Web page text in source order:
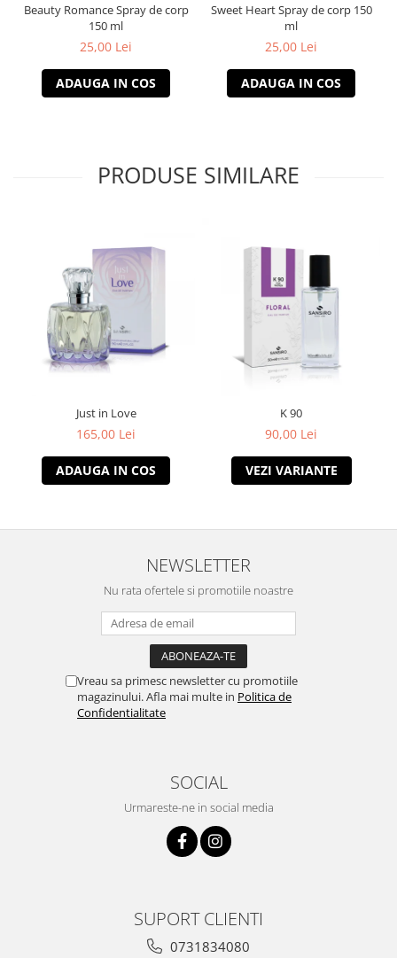
Beauty Romance Spray de corp
150 ml
25,00 Lei
ADAUGA IN COS
Sweet Heart Spray de corp 150
ml
25,00 Lei
ADAUGA IN COS
PRODUSE SIMILARE
Just in Love
165,00 Lei
ADAUGA IN COS
K 90
90,00 Lei
VEZI VARIANTE
NEWSLETTER
Nu rata ofertele si promotiile noastre
Vreau sa primesc newsletter cu promotiile
magazinului. Afla mai multe in Politica de
Confidentialitate
SOCIAL
Urmareste-ne in social media
SUPORT CLIENTI
0731834080